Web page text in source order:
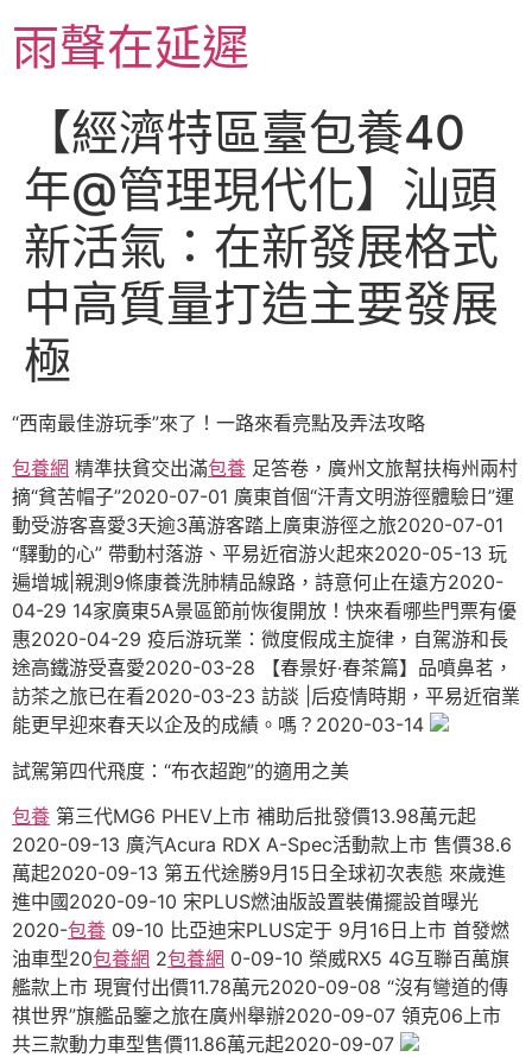
至
主雨聲在延遲
【經濟特區臺包養40
年@管理現代化】汕頭
新活氣：在新發展格式
中高質量打造主要發展
極
“西南最佳游玩季”來了！一路來看亮點及弄法攻略
包養網 精準扶貧交出滿包養 足答卷，廣州文旅幫扶梅州兩村
摘“貧苦帽子”2020-07-01 廣東首個“汗青文明游徑體驗日”運
動受游客喜愛3天逾3萬游客踏上廣東游徑之旅2020-07-01
“驛動的心” 帶動村落游、平易近宿游火起來2020-05-13 玩
遍增城|親測9條康養洗肺精品線路，詩意何止在遠方2020-
04-29 14家廣東5A景區節前恢復開放！快來看哪些門票有優
惠2020-04-29 疫后游玩業：微度假成主旋律，自駕游和長
途高鐵游受喜愛2020-03-28 【春景好·春茶篇】品噴鼻茗，
訪茶之旅已在看2020-03-23 訪談 |后疫情時期，平易近宿業
能更早迎來春天以企及的成績。嗎？2020-03-14
試駕第四代飛度：“布衣超跑”的適用之美
包養 第三代MG6 PHEV上市 補助后批發價13.98萬元起
2020-09-13 廣汽Acura RDX A-Spec活動款上市 售價38.6
萬起2020-09-13 第五代途勝9月15日全球初次表態 來歲進
進中國2020-09-10 宋PLUS燃油版設置裝備擺設首曝光
2020-包養 09-10 比亞迪宋PLUS定于 9月16日上市 首發燃
油車型20包養網 2包養網 0-09-10 榮威RX5 4G互聯百萬旗
艦款上市 現實付出價11.78萬元2020-09-08 “沒有彎道的傳
祺世界”旗艦品鑒之旅在廣州舉辦2020-09-07 領克06上市
共三款動力車型售價11.86萬元起2020-09-07